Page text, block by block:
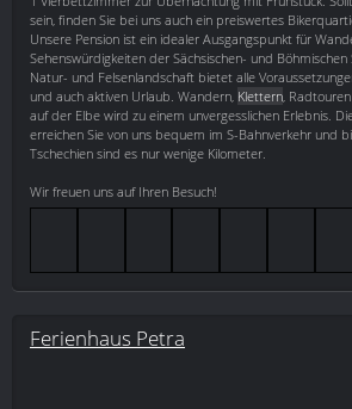
sein, finden Sie bei uns auch ein preiswertes
Unsere Pension ist ein idealer Ausgangspunkt für
Sehenswürdigkeiten der Sächsischen- und Böhmischen
Natur- und Felsenlandschaft bietet alle
und auch aktiven Urlaub. Wandern, Klettern ,
auf der Elbe wird zu einem unvergesslichen Erlebnis.
erreichen Sie von uns bequem im S-Bahnverkehr und
Tschechien sind es nur wenige Kilometer.
Wir freuen uns auf Ihren Besuch!
Ferienhaus Petra